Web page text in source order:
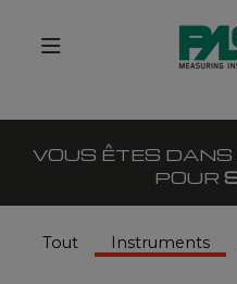
VOUS ÊTES
POUR
Tout Instruments